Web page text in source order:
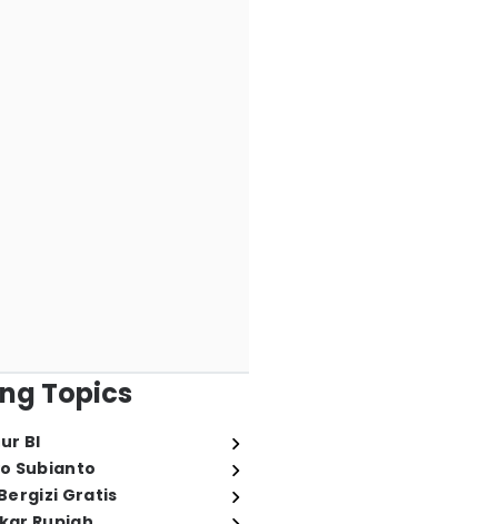
Topics
BI
Subianto
Gratis